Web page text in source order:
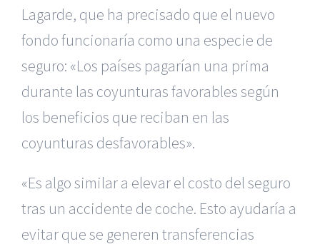
Lagarde, que ha precisado que el nuevo
fondo funcionaría como una especie de
seguro: «Los países pagarían una prima
durante las coyunturas favorables según
los beneficios que reciban en las
coyunturas desfavorables».
«Es algo similar a elevar el costo del seguro
tras un accidente de coche. Esto ayudaría a
evitar que se generen transferencias